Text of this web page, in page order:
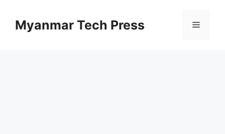
contentMyanmar Tech Press Menu